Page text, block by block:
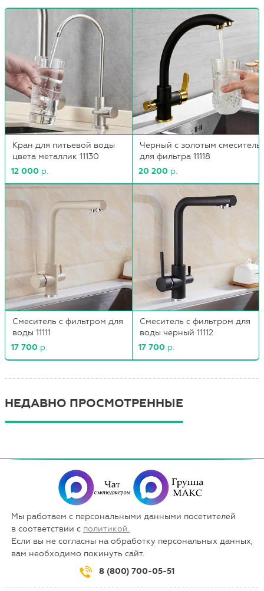
Кран для питьевой воды
цвета металлик 11130
12 000 р.
Черный с золотым смеситель
для фильтра 11118
20 200 р.
Смеситель с фильтром для
воды 11111
17 700 р.
Смеситель с фильтром для
воды черный 11112
17 700 р.
НЕДАВНО ПРОСМОТРЕННЫЕ
Мы работаем с персональными данными посетителей
в соответствии с политикой.
Если вы не согласны на обработку персональных данных,
вам необходимо покинуть сайт.
8 (800) 700-05-51